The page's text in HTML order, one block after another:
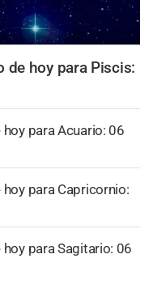
de hoy para Piscis:
para Acuario: 06
para Capricornio:
para Sagitario: 06